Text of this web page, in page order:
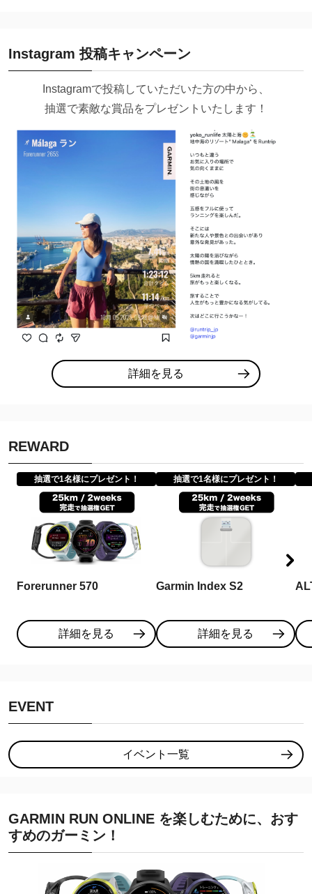
Instagram 投稿キャンペーン
Instagramで投稿していただいた方の中から、
抽選で素敵な賞品をプレゼントいたします！
詳細を見る
REWARD
抽選で1名様にプレゼント！
Forerunner 570
詳細を見る
抽選で1名様にプレゼント！
Garmin Index S2
詳細を見る
EVENT
イベント一覧
GARMIN RUN ONLINE を楽しむために、おす
すめのガーミン！